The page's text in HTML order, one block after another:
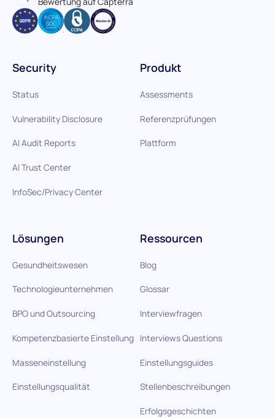
Produkt
Assessments
Referenzprüfungen
Plattform
Lösungen
Gesundheitswesen
Technologieunternehmen
BPO und Outsourcing
Kompetenzbasierte Einstellung
Masseneinstellung
Einstellungsqualität
Ressourcen
Blog
Glossar
Interviewfragen
Interviews Questions
Einstellungsguides
Stellenbeschreibungen
Erfolgsgeschichten
Security
Status
Vulnerability Disclosure
AI Audit Reports
AI Trust Center
InfoSec/Privacy Center